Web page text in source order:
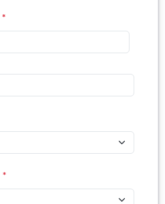
*
*